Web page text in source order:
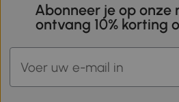
Abonneer je op onze
ontvang 10% korting